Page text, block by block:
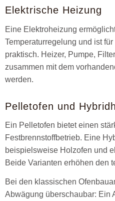
Elektrische Heizung
Eine Elektroheizung
Temperaturregelung und ist
praktisch. Heizer, Pumpe,
zusammen mit dem
werden.
Pelletofen und
Ein Pelletofen bietet einen
Festbrennstoffbetrieb. Eine
beispielsweise Holzofen und
Beide Varianten erhöhen den
Bei den klassischen
Abwägung überschaubar: Ein